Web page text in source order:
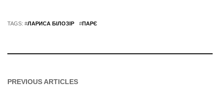
TAGS: #ЛАРИСА БІЛОЗІР #ПАРЄ
PREVIOUS ARTICLES